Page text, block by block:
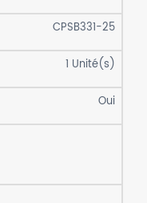
CPSB331-25
1 Unité(s)
Oui